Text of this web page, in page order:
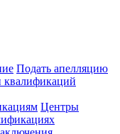
Подать апелляцию
квалификаций
Центры